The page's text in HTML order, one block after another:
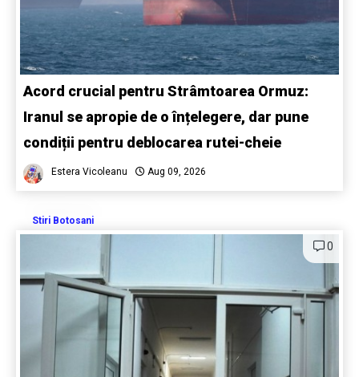
Acord crucial pentru Strâmtoarea Ormuz:
Iranul se apropie de o înțelegere, dar pune
condiții pentru deblocarea rutei-cheie
Estera Vicoleanu Aug 09, 2026
Stiri Botosani
0